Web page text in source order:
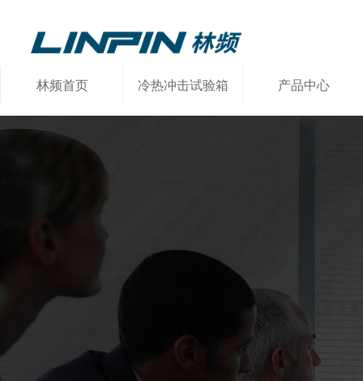
林频首页 冷热冲击试验箱 产品中心